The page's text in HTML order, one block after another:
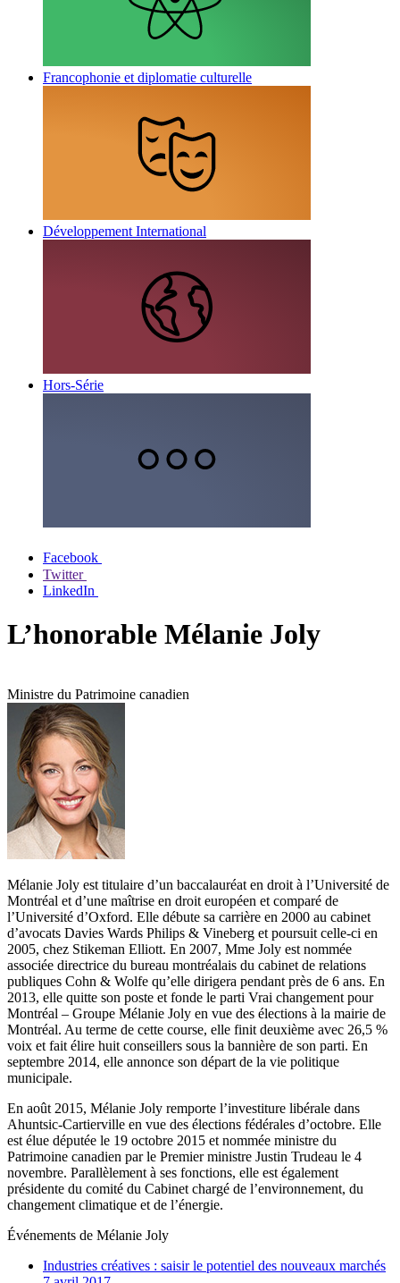
Francophonie et diplomatie culturelle
Développement International
Hors-Série
Facebook
Twitter
LinkedIn
L’honorable Mélanie Joly
Ministre du Patrimoine canadien
Mélanie Joly est titulaire d’un baccalauréat en droit à l’Université de
Montréal et d’une maîtrise en droit européen et comparé de
l’Université d’Oxford. Elle débute sa carrière en 2000 au cabinet
d’avocats Davies Wards Philips & Vineberg et poursuit celle-ci en
2005, chez Stikeman Elliott. En 2007, Mme Joly est nommée
associée directrice du bureau montréalais du cabinet de relations
publiques Cohn & Wolfe qu’elle dirigera pendant près de 6 ans. En
2013, elle quitte son poste et fonde le parti Vrai changement pour
Montréal – Groupe Mélanie Joly en vue des élections à la mairie de
Montréal. Au terme de cette course, elle finit deuxième avec 26,5 %
voix et fait élire huit conseillers sous la bannière de son parti. En
septembre 2014, elle annonce son départ de la vie politique
municipale.
En août 2015, Mélanie Joly remporte l’investiture libérale dans
Ahuntsic-Cartierville en vue des élections fédérales d’octobre. Elle
est élue députée le 19 octobre 2015 et nommée ministre du
Patrimoine canadien par le Premier ministre Justin Trudeau le 4
novembre. Parallèlement à ses fonctions, elle est également
présidente du comité du Cabinet chargé de l’environnement, du
changement climatique et de l’énergie.
Événements de Mélanie Joly
Industries créatives : saisir le potentiel des nouveaux marchés